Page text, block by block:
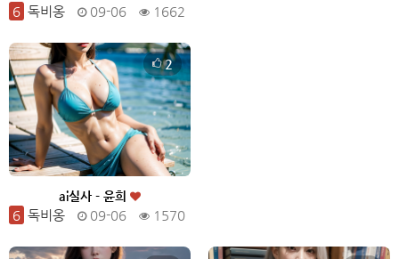
6 독비옹 09-06 1662
ai실사 - 윤희
6 독비옹 09-06 1570
2